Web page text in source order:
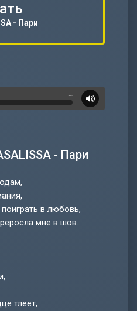
- Пари
…
- Пари
в любовь,
мне в шов.
тлеет,